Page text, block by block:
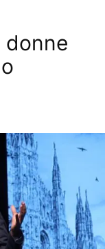
donne